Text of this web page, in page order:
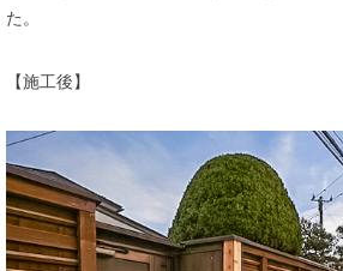
た。
【施工後】